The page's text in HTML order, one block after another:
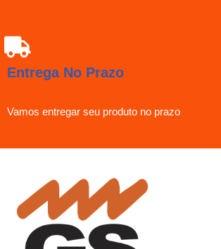
Entrega No Prazo
Vamos entregar seu produto no prazo